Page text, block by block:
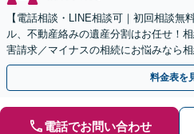
【電話相談・LINE相談可｜初回相談無
ル、不動産絡みの遺産分割はお任せ！
害請求／マイナスの相続にお悩みなら
成も可【夜間・休日面談可｜来所不要
料金表を
電話でお問い合わせ